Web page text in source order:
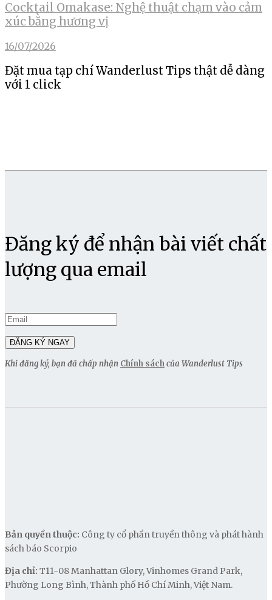
Cocktail Omakase: Nghệ thuật chạm vào cảm
xúc bằng hương vị
16/07/2026
Đặt mua tạp chí Wanderlust Tips thật dễ dàng
với 1 click
Đăng ký để nhận bài viết chất
lượng qua email
Khi đăng ký, bạn đã chấp nhận Chính sáchcủa Wanderlust Tips
Bản quyền thuộc: Công ty cổ phần truyền thông và phát hành
sách báo Scorpio
Địa chỉ: T11-08 Manhattan Glory, Vinhomes Grand Park,
Phường Long Bình, Thành phố Hồ Chí Minh, Việt Nam.